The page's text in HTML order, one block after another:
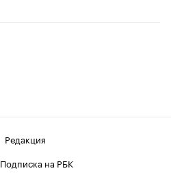
Редакция
Подписка на РБК